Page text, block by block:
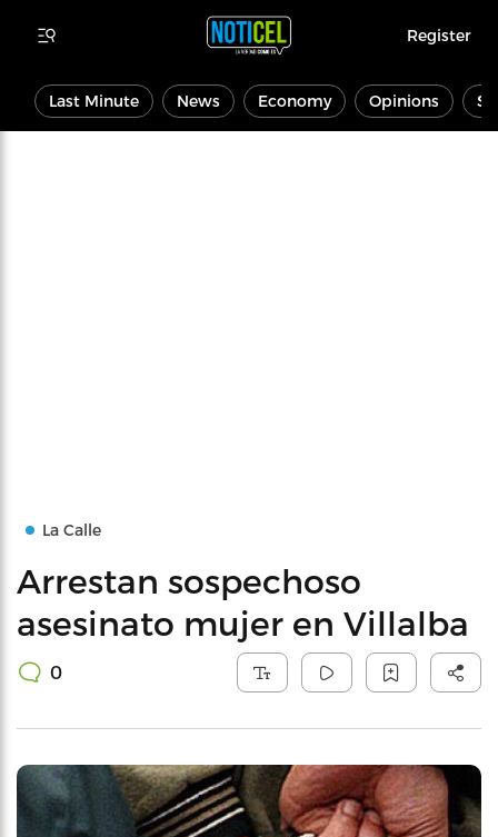
Register
Last Minute News Economy Opinions
La Calle
Arrestan sospechoso
asesinato mujer en Villalba
0